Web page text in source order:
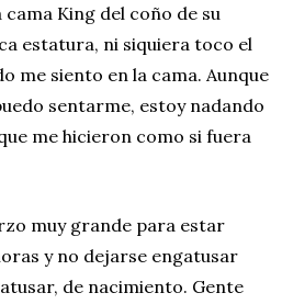
King del coño de su
estatura, ni siquiera toco el
me siento en la cama. Aunque
sentarme, estoy nadando
me hicieron como si fuera
muy grande para estar
y no dejarse engatusar
de nacimiento. Gente